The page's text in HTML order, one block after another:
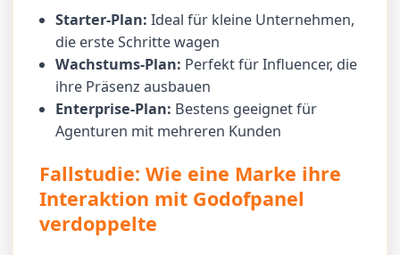
Starter-Plan: Ideal für kleine Unternehmen,
die erste Schritte wagen
Wachstums-Plan: Perfekt für Influencer, die
ihre Präsenz ausbauen
Enterprise-Plan: Bestens geeignet für
Agenturen mit mehreren Kunden
Fallstudie: Wie eine Marke ihre
Interaktion mit Godofpanel
verdoppelte